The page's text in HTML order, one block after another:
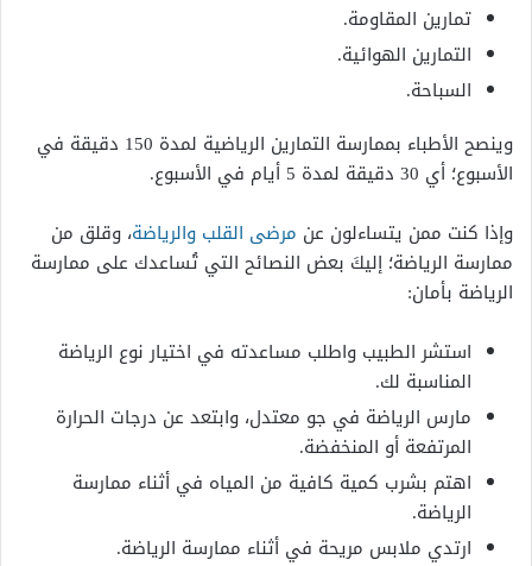
تمارين المقاومة.
التمارين الهوائية.
السباحة.
وينصح الأطباء بممارسة التمارين الرياضية لمدة 150 دقيقة في
الأسبوع؛ أي 30 دقيقة لمدة 5 أيام في الأسبوع.
وإذا كنت ممن يتساءلون عن مرضى القلب والرياضة، وقلق من
ممارسة الرياضة؛ إليكَ بعض النصائح التي تُساعدك على ممارسة
الرياضة بأمان:
استشر الطبيب واطلب مساعدته في اختيار نوع الرياضة
المناسبة لك.
مارس الرياضة في جو معتدل، وابتعد عن درجات الحرارة
المرتفعة أو المنخفضة.
اهتم بشرب كمية كافية من المياه في أثناء ممارسة
الرياضة.
ارتدي ملابس مريحة في أثناء ممارسة الرياضة.